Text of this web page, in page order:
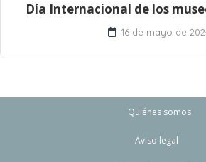
Día Internacional de los
16 de mayo de
Quiénes somos
Aviso legal